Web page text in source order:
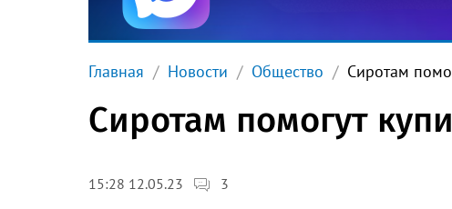
Главная Новости Общество Сиротам
Сиротам помогут
15:28 12.05.23 3